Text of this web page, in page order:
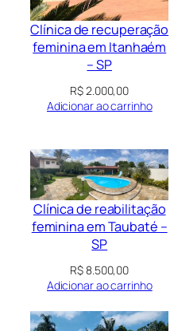
Clínica de recuperação
feminina em Itanhaém
– SP
R$2.000,00
Adicionar ao carrinho
Clínica de reabilitação
feminina em Taubaté –
SP
R$8.500,00
Adicionar ao carrinho